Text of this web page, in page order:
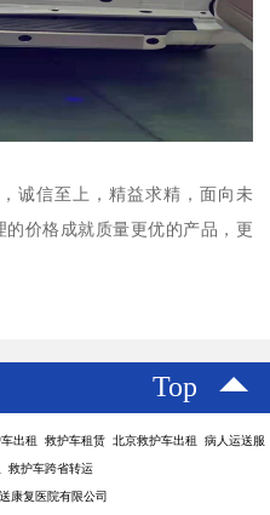
诚信至上，精益求精，面向未
价格成就质量更优的产品，更
Top
出租 救护车租赁 北京救护车出租 病人运送服
救护车跨省转运
康复医院有限公司